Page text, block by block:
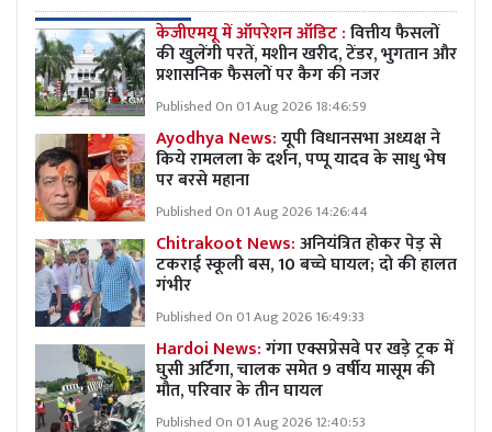
केजीएमयू में ऑपरेशन ऑडिट :वित्तीय फैसलों
की खुलेंगी परतें, मशीन खरीद, टेंडर, भुगतान और
प्रशासनिक फैसलों पर कैग की नजर
Published On 01 Aug 2026 18:46:59
Ayodhya News:यूपी विधानसभा अध्यक्ष ने
किये रामलला के दर्शन, पप्पू यादव के साधु भेष
पर बरसे महाना
Published On 01 Aug 2026 14:26:44
Chitrakoot News:अनियंत्रित होकर पेड़ से
टकराई स्कूली बस, 10 बच्चे घायल; दो की हालत
गंभीर
Published On 01 Aug 2026 16:49:33
Hardoi News:गंगा एक्सप्रेसवे पर खड़े ट्रक में
घुसी अर्टिगा, चालक समेत 9 वर्षीय मासूम की
मौत, परिवार के तीन घायल
Published On 01 Aug 2026 12:40:53